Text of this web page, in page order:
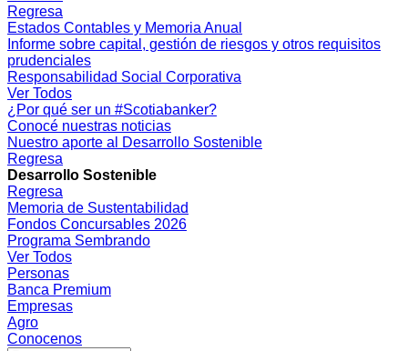
Regresa
Estados Contables y Memoria Anual
Informe sobre capital, gestión de riesgos y otros requisitos
prudenciales
Responsabilidad Social Corporativa
Ver Todos
¿Por qué ser un #Scotiabanker?
Conocé nuestras noticias
Nuestro aporte al Desarrollo Sostenible
Regresa
Desarrollo Sostenible
Regresa
Memoria de Sustentabilidad
Fondos Concursables 2026
Programa Sembrando
Ver Todos
Personas
Banca Premium
Empresas
Agro
Conocenos